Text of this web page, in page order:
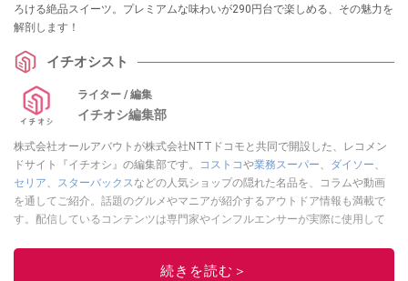
ろける絶品スイーツ。プレミアムな味わいが290円台で楽しめる、その魅力を
解剖します！
イチオシスト
ライター / 編集
イチオシ編集部
株式会社オールアバウトが株式会社NTTドコモと共同で開設した、レコメン
ドサイト『イチオシ』の編集部です。
コストコや業務スーパー、 ダイソー、
セリア、 スターバックスなどの人気ショップの隠れた名品を、コラムや動画
を通してご紹介。話題のグルメやマニアが紹介するアウトドア情報も満載で
す。配信しているコンテンツは専門家やインフルエンサーが実際に使用して
ニュースでフォロー
続きを読む＞